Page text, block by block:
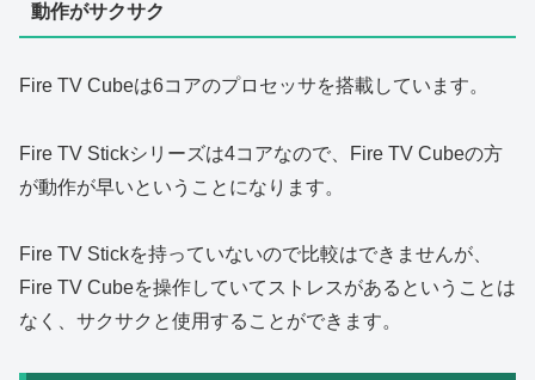
動作がサクサク
Fire TV Cubeは6コアのプロセッサを搭載しています。
Fire TV Stickシリーズは4コアなので、Fire TV Cubeの方
が動作が早いということになります。
Fire TV Stickを持っていないので比較はできませんが、
Fire TV Cubeを操作していてストレスがあるということは
なく、サクサクと使用することができます。